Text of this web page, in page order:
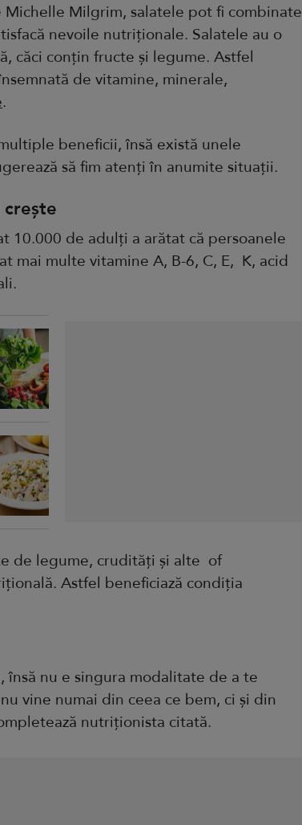
Milgrim, salatele pot fi combinate
nevoile nutriționale. Salatele au o
căci conțin fructe și legume. Astfel
de vitamine, minerale,
.
beneficii, însă există unele
să fim atenți în anumite situații.
10.000 de adulți a arătat că persoanele
mai multe vitamine A, B-6, C, E, K, acid
de legume, crudități și alte of
Astfel beneficiază condiția
nu e singura modalitate de a te
vine numai din ceea ce bem, ci și din
nutriționista citată.